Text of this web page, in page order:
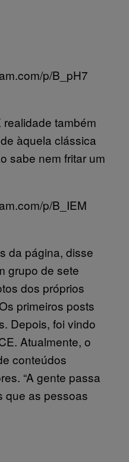
p/B_pH7
também
àquela clássica
sabe nem fritar um
p/B_IEM
da página, disse
grupo de sete
dos próprios
primeiros posts
Depois, foi vindo
Atualmente, o
conteúdos
“A gente passa
que as pessoas